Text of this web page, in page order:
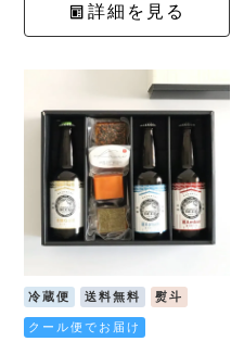
詳細を見る
冷蔵便 送料無料 熨斗
クール便でお届け